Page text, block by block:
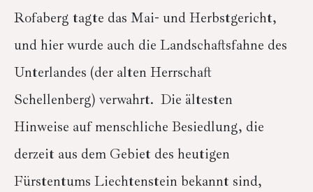
Rofaberg tagte das Mai- und Herbstgericht,
und hier wurde auch die Landschaftsfahne des
Unterlandes (der alten Herrschaft
Schellenberg) verwahrt. Die ältesten
Hinweise auf menschliche Besiedlung, die
derzeit aus dem Gebiet des heutigen
Fürstentums Liechtenstein bekannt sind,